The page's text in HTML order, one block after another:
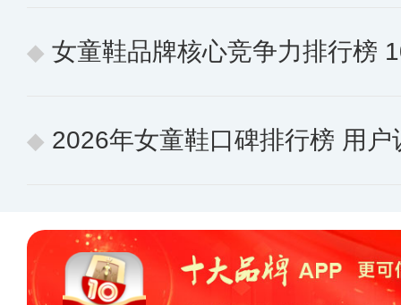
女童鞋品牌核心竞争力排行榜 10个
2026年女童鞋口碑排行榜 用户认